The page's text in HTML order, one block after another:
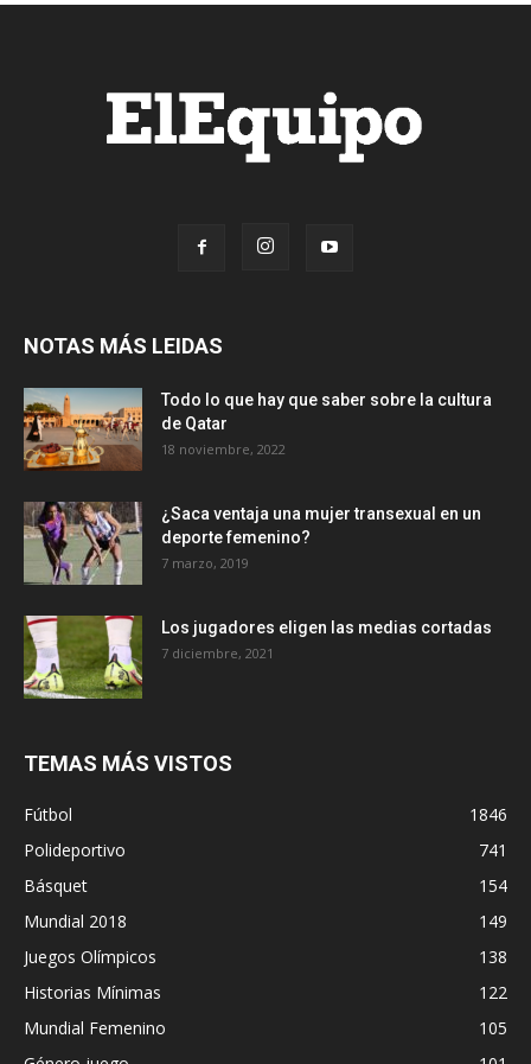
NOTAS MÁS LEIDAS
Todo lo que hay que saber sobre la cultura
de Qatar
18 noviembre, 2022
¿Saca ventaja una mujer transexual en un
deporte femenino?
7 marzo, 2019
Los jugadores eligen las medias cortadas
7 diciembre, 2021
TEMAS MÁS VISTOS
Fútbol
1846
Polideportivo
741
Básquet
154
Mundial 2018
149
Juegos Olímpicos
138
Historias Mínimas
122
Mundial Femenino
105